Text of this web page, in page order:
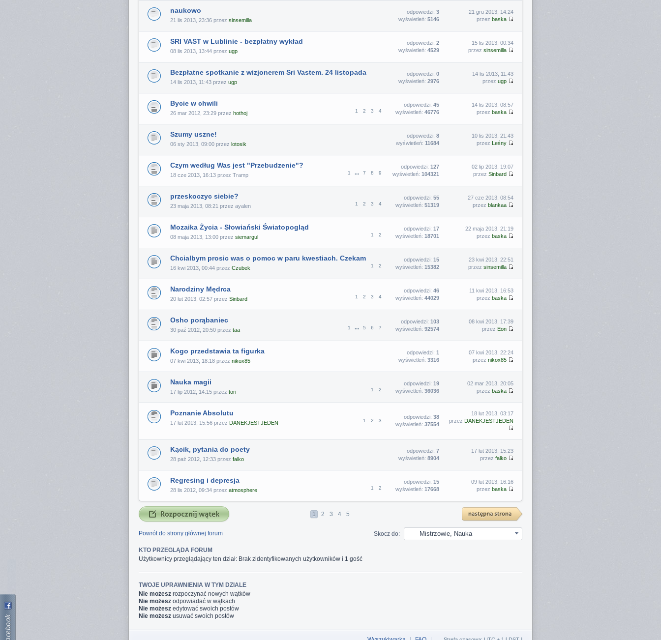
naukowo
21 lis 2013, 23:36 przez sinsemilla
odpowiedzi: 3
wyświetleń: 5146
21 gru 2013, 14:24
przez baska
SRI VAST w Lublinie - bezpłatny wykład
08 lis 2013, 13:44 przez ugp
odpowiedzi: 2
wyświetleń: 4529
15 lis 2013, 00:34
przez sinsemilla
Bezpłatne spotkanie z wizjonerem Sri Vastem. 24 listopada
14 lis 2013, 11:43 przez ugp
odpowiedzi: 0
wyświetleń: 2976
14 lis 2013, 11:43
przez ugp
Bycie w chwili
1 2 3 4
26 mar 2012, 23:29 przez hothoj
odpowiedzi: 45
wyświetleń: 46776
14 lis 2013, 08:57
przez baska
Szumy uszne!
06 sty 2013, 09:00 przez lotosik
odpowiedzi: 8
wyświetleń: 11684
10 lis 2013, 21:43
przez Leśny
Czym według Was jest "Przebudzenie"?
1 ... 7 8 9
18 cze 2013, 16:13 przez Tramp
odpowiedzi: 127
wyświetleń: 104321
02 lip 2013, 19:07
przez Sinbard
przeskoczyc siebie?
1 2 3 4
23 maja 2013, 08:21 przez ayalen
odpowiedzi: 55
wyświetleń: 51319
27 cze 2013, 08:54
przez blankaa
Mozaika Życia - Słowiański Światopogląd
1 2
08 maja 2013, 13:00 przez siemargul
odpowiedzi: 17
wyświetleń: 18701
22 maja 2013, 21:19
przez baska
Chcialbym prosic was o pomoc w paru kwestiach. Czekam
1 2
16 kwi 2013, 00:44 przez Czubek
odpowiedzi: 15
wyświetleń: 15382
23 kwi 2013, 22:51
przez sinsemilla
Narodziny Mędrca
1 2 3 4
20 lut 2013, 02:57 przez Sinbard
odpowiedzi: 46
wyświetleń: 44029
11 kwi 2013, 16:53
przez baska
Osho porąbaniec
1 ... 5 6 7
30 paź 2012, 20:50 przez taa
odpowiedzi: 103
wyświetleń: 92574
08 kwi 2013, 17:39
przez Eon
Kogo przedstawia ta figurka
07 kwi 2013, 18:18 przez nikox85
odpowiedzi: 1
wyświetleń: 3316
07 kwi 2013, 22:24
przez nikox85
Nauka magii
1 2
17 lip 2012, 14:15 przez tori
odpowiedzi: 19
wyświetleń: 36036
02 mar 2013, 20:05
przez baska
Poznanie Absolutu
1 2 3
17 lut 2013, 15:56 przez DANEKJESTJEDEN
odpowiedzi: 38
wyświetleń: 37554
18 lut 2013, 03:17
przez DANEKJESTJEDEN
Kącik, pytania do poety
28 paź 2012, 12:33 przez falko
odpowiedzi: 7
wyświetleń: 8904
17 lut 2013, 15:23
przez falko
Regresing i depresja
1 2
28 lis 2012, 09:34 przez atmosphere
odpowiedzi: 15
wyświetleń: 17668
09 lut 2013, 16:16
przez baska
1 2 3 4 5
Powrót do strony głównej forum Skocz do:
KTO PRZEGLĄDA FORUM
Użytkownicy przeglądający ten dział: Brak zidentyfikowanych użytkowników i 1 gość
TWOJE UPRAWNIENIA W TYM DZIALE
Nie możesz rozpoczynać nowych wątków
Nie możesz odpowiadać w wątkach
Nie możesz edytować swoich postów
Nie możesz usuwać swoich postów